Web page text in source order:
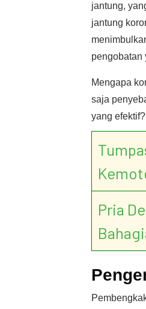
jantung,
jantung
pengobatan
Mengapa
saja
yang
Pria